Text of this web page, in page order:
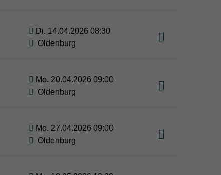
Di. 14.04.2026 08:30
Oldenburg
Mo. 20.04.2026 09:00
Oldenburg
Mo. 27.04.2026 09:00
Oldenburg